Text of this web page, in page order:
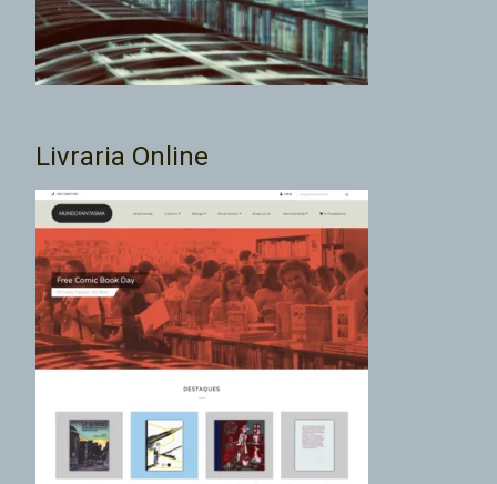
Livraria Online